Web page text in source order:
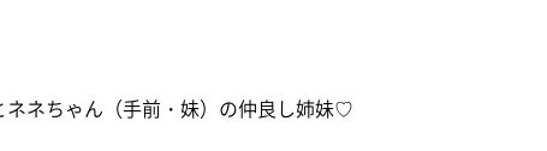
ネちゃん（手前・妹）の仲良し姉妹♡